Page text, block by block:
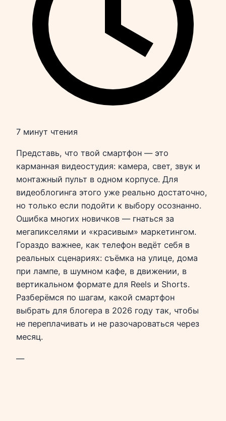
7 минут чтения
Представь, что твой смартфон — это
карманная видеостудия: камера, свет, звук и
монтажный пульт в одном корпусе. Для
видеоблогинга этого уже реально достаточно,
но только если подойти к выбору осознанно.
Ошибка многих новичков — гнаться за
мегапикселями и «красивым» маркетингом.
Гораздо важнее, как телефон ведёт себя в
реальных сценариях: съёмка на улице, дома
при лампе, в шумном кафе, в движении, в
вертикальном формате для Reels и Shorts.
Разберёмся по шагам, какой смартфон
выбрать для блогера в 2026 году так, чтобы
не переплачивать и не разочароваться через
месяц.
—